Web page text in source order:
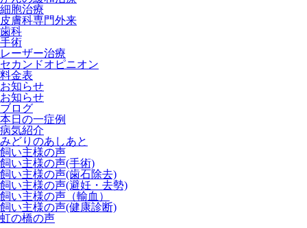
細胞治療
皮膚科専門外来
歯科
手術
レーザー治療
セカンドオピニオン
料金表
お知らせ
お知らせ
ブログ
本日の一症例
病気紹介
みどりのあしあと
飼い主様の声
飼い主様の声(手術)
飼い主様の声(歯石除去)
飼い主様の声(避妊・去勢)
飼い主様の声（輸血）
飼い主様の声(健康診断)
虹の橋の声